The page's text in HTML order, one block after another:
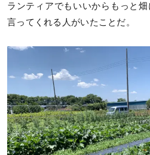
ランティアでもいいからもっと
言ってくれる人がいたことだ。